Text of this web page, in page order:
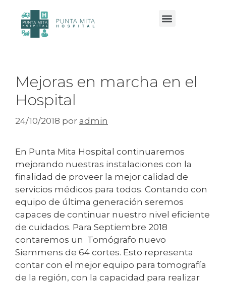
Mejoras en marcha en el
Hospital
24/10/2018 por admin
En Punta Mita Hospital continuaremos
mejorando nuestras instalaciones con la
finalidad de proveer la mejor calidad de
servicios médicos para todos. Contando con
equipo de última generación seremos
capaces de continuar nuestro nivel eficiente
de cuidados. Para Septiembre 2018
contaremos un Tomógrafo nuevo
Siemmens de 64 cortes. Esto representa
contar con el mejor equipo para tomografía
de la región, con la capacidad para realizar